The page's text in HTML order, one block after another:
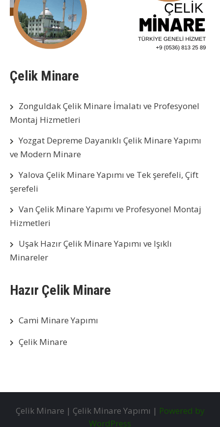
Çelik Minare
Zonguldak Çelik Minare İmalatı ve Profesyonel
Montaj Hizmetleri
Yozgat Depreme Dayanıklı Çelik Minare Yapımı
ve Modern Minare
Yalova Çelik Minare Yapımı ve Tek şerefeli, Çift
şerefeli
Van Çelik Minare Yapımı ve Profesyonel Montaj
Hizmetleri
Uşak Hazır Çelik Minare Yapımı ve Işıklı
Minareler
Hazır Çelik Minare
Cami Minare Yapımı
Çelik Minare
Çelik Minare | Çelik Minare Yapımı | Powered by
WordPress